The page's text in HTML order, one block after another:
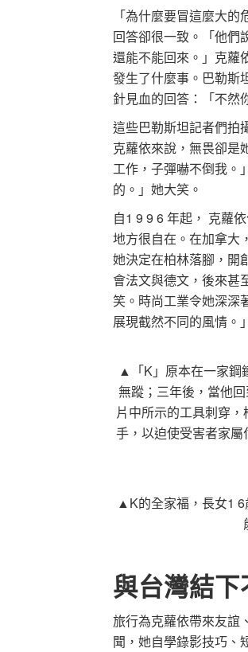
「為什麼要冒這麼大
回答卻很一致。「他們
還能不能回來。」克蘿
發生了什麼事。巴勒斯
針見血的回答：「不然
這些巴勒斯坦記者們拍
克蘿依來說，無畏卻是
工作，子彈嚇不倒我。
的。」她大笑。
自1 9 9 6 年起， 克蘿
地方很自在。在加拿大
她決定在柏林落腳，開
會法文與德文，後來甚
笑。時尚工業令她深深
展現截然不同的風情。
▲「K」原本在一家鋼
無蹤；三年後，當他
片中所示的工具刺穿
手，以迫使受害者家
▲K的全家福，長女1 6
與台灣結
旅行為克蘿依帶來友誼
聞，她自學錄影技巧、